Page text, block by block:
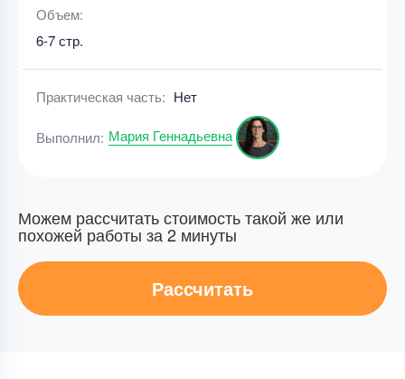
Объем:
6-7 стр.
Практическая часть: Нет
Выполнил: Мария Геннадьевна
Можем рассчитать стоимость такой же или
похожей работы за 2 минуты
Рассчитать